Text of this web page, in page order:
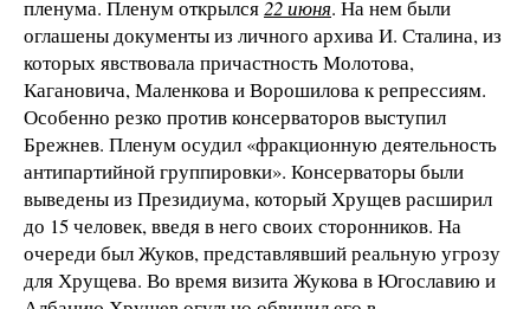
пленума. Пленум открылся22 июня. На нем были
оглашены документы из личного архива И. Сталина, из
которых явствовала причастность Молотова,
Кагановича, Маленкова и Ворошилова к репрессиям.
Особенно резко против консерваторов выступил
Брежнев. Пленум осудил «фракционную деятельность
антипартийной группировки». Консерваторы были
выведены из Президиума, который Хрущев расширил
до 15 человек, введя в него своих сторонников. На
очереди был Жуков, представлявший реальную угрозу
для Хрущева. Во время визита Жукова в Югославию и